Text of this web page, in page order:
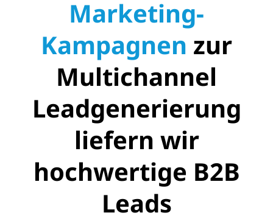
Marketing-
Kampagnen zur
Multichannel
Leadgenerierung
liefern wir
hochwertige B2B
Leads